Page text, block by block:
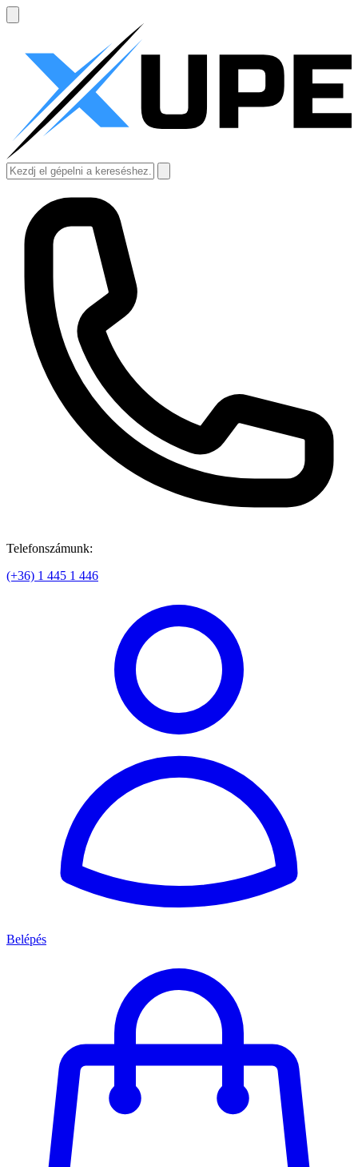
Telefonszámunk:
(+36) 1 445 1 446
Belépés